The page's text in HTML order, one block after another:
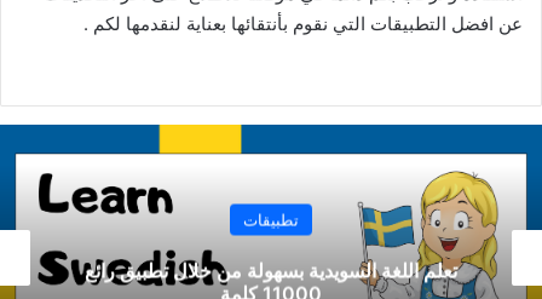
عن افضل التطبيقات التي نقوم بأنتقائها بعناية لنقدمها لكم .
تطبيق تعلم اللغة الإسبانية بسهولة ومتعة